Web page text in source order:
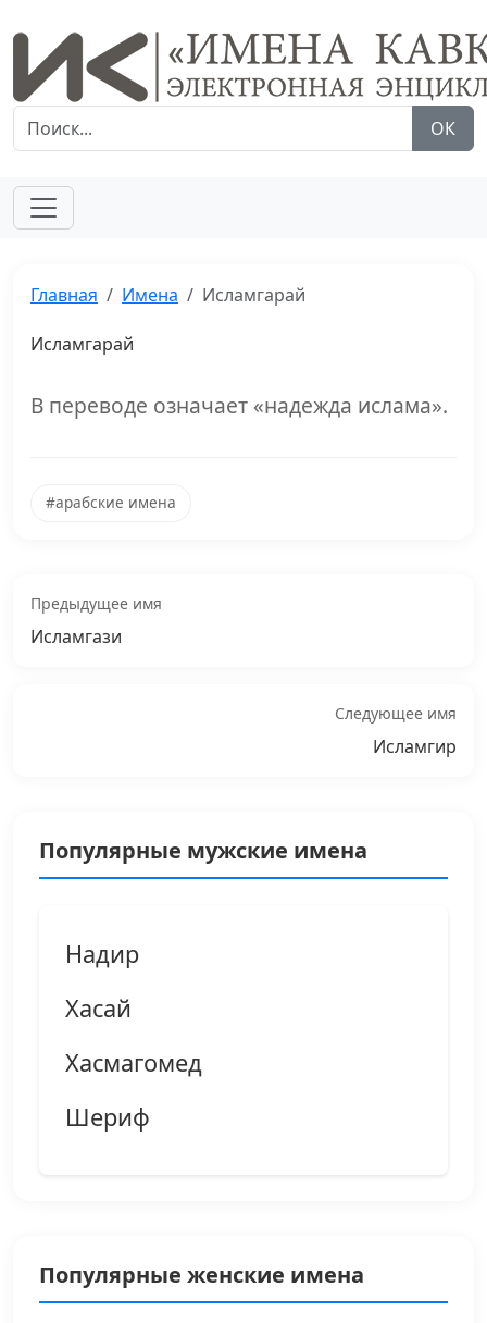
ОК
Главная Имена Исламгарай
Исламгарай
В переводе означает «надежда ислама».
#арабские имена
Предыдущее имя
Исламгази
Следующее имя
Исламгир
Популярные мужские имена
Надир
Хасай
Хасмагомед
Шериф
Популярные женские имена